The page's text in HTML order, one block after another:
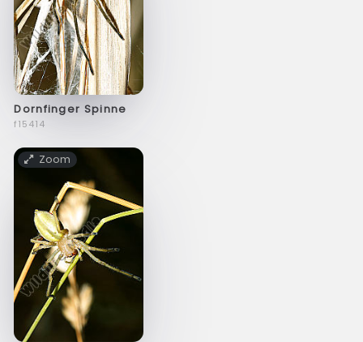
Dornfinger Spinne
f15414
Zoom